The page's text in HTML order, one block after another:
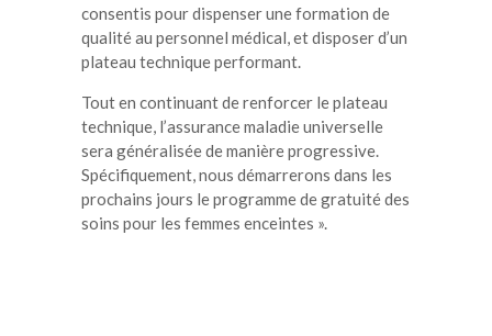
consentis pour dispenser une formation de
qualité au personnel médical, et disposer d’un
plateau technique performant.
Tout en continuant de renforcer le plateau
technique, l’assurance maladie universelle
sera généralisée de manière progressive.
Spécifiquement, nous démarrerons dans les
prochains jours le programme de gratuité des
soins pour les femmes enceintes ».